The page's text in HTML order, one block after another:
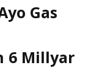
Gas
6 Millyar